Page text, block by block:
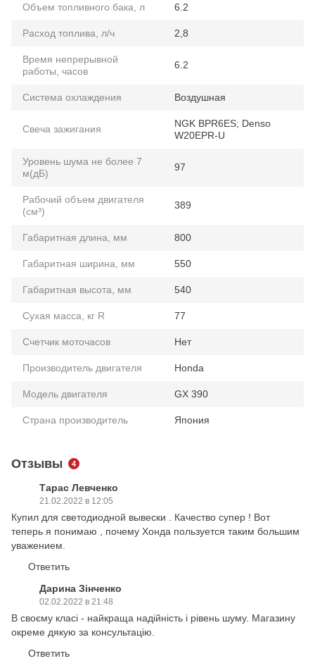
Объем топливного бака, л 6.2
Расход топлива, л/ч 2,8
Время непрерывной
работы, часов
6.2
Система охлаждения Воздушная
Свеча зажигания
NGK BPR6ES; Denso
W20EPR-U
Уровень шума не более 7
м(дБ)
97
Рабочий объем двигателя
(см³)
389
Габаритная длина, мм 800
Габаритная ширина, мм 550
Габаритная высота, мм 540
Сухая масса, кг R 77
Счетчик моточасов Нет
Производитель двигателя Honda
Модель двигателя GX 390
Страна производитель Япония
Отзывы 4
Тарас Левченко
21.02.2022 в 12:05
Купил для светодиодной вывески . Качество супер ! Вот
теперь я понимаю , почему Хонда пользуется таким большим
уважением.
Ответить
Дарина Зінченко
02.02.2022 в 21:48
В своєму класі - найкраща надійність і рівень шуму. Магазину
окреме дякую за консультацію.
Ответить